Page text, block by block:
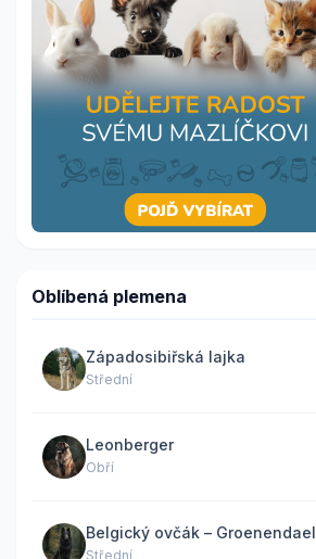
Oblíbená plemena
Západosibiřská lajka
Střední
Leonberger
Obří
Belgický ovčák – Groenendael
Střední